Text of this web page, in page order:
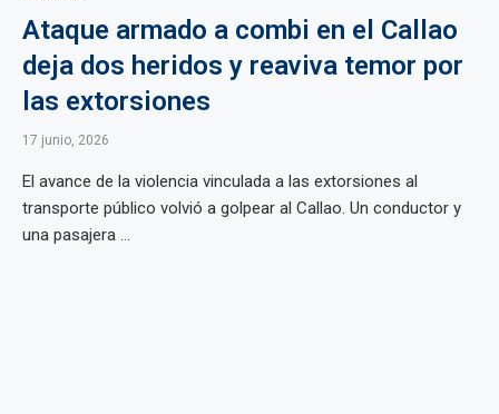
Ataque armado a combi en el Callao
deja dos heridos y reaviva temor por
las extorsiones
17 junio, 2026
El avance de la violencia vinculada a las extorsiones al
transporte público volvió a golpear al Callao. Un conductor y
una pasajera ...